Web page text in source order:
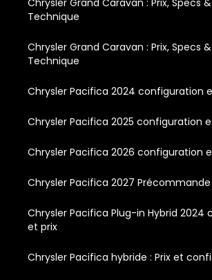
Chrysler Grand Caravan : Prix, Specs
Technique
Chrysler Grand Caravan : Prix, Specs
Technique
Chrysler Pacifica 2024 configuration
Chrysler Pacifica 2025 configuration
Chrysler Pacifica 2026 configuration
Chrysler Pacifica 2027 Précommande
Chrysler Pacifica Plug-in Hybrid 2024
et prix
Chrysler Pacifica hybride : Prix et